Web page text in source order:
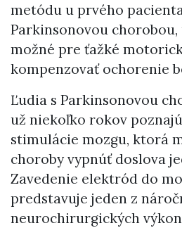
metódu u prvého
Parkinsonovou
možné pre ťažké
kompenzovať ochorenie
Ľudia s Parkinsonovou
už niekoľko rokov
stimulácie mozgu, ktorá
choroby vypnúť doslova
Zavedenie elektród do
predstavuje jeden z
neurochirurgických